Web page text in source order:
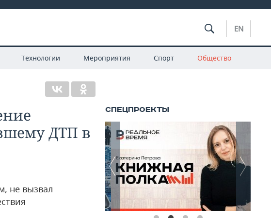
EN
Технологии Мероприятия Спорт Общество
ДТП в
не вызвал